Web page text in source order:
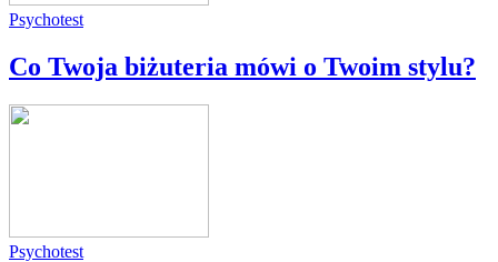
Psychotest
Co Twoja biżuteria mówi o Twoim stylu?
Psychotest